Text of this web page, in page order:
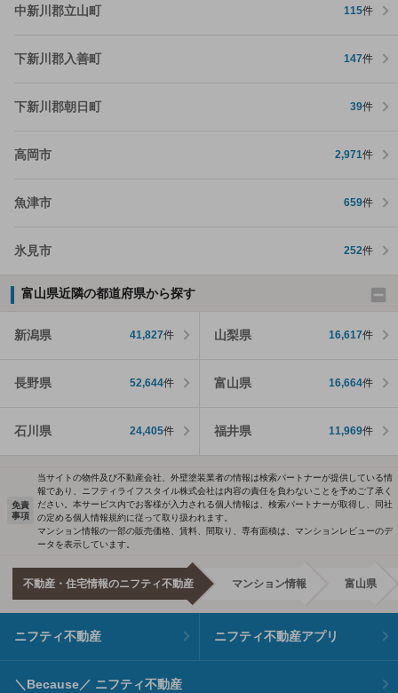
中新川郡立山町 115件
下新川郡入善町 147件
下新川郡朝日町 39件
高岡市 2,971件
魚津市 659件
氷見市 252件
富山県近隣の都道府県から探す
新潟県 41,827件 山梨県 16,617件
長野県 52,644件 富山県 16,664件
石川県 24,405件 福井県 11,969件
免責
事項
当サイトの物件及び不動産会社、外壁塗装業者の情報は検索パートナーが提供している情
報であり、ニフティライフスタイル株式会社は内容の責任を負わないことを予めご了承く
ださい。本サービス内でお客様が入力される個人情報は、検索パートナーが取得し、同社
の定める個人情報規約に従って取り扱われます。
マンション情報の一部の販売価格、賃料、間取り、専有面積は、マンションレビューのデ
ータを表示しています。
不動産・住宅情報のニフティ不動産 マンション情報 富山県
ニフティ不動産 ニフティ不動産アプリ
＼Because／ ニフティ不動産